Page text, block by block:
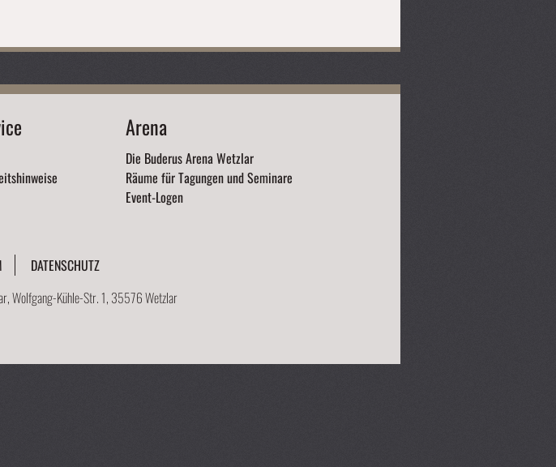
Arena
Die Buderus Arena Wetzlar
Räume für Tagungen und Seminare
Event-Logen
DATENSCHUTZ
Wolfgang-Kühle-Str. 1, 35576 Wetzlar